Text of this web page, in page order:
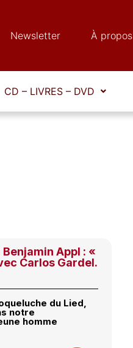
Newsletter À propos
CD – LIVRES – DVD
Appl : «
Carlos Gardel.
du Lied,
notre
homme